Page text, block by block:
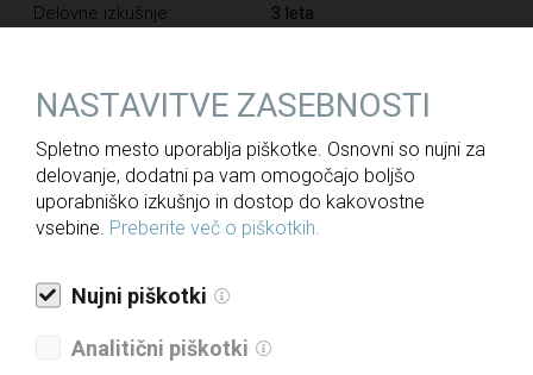
Delovne izkušnje: 3 leta
Pisne prijavez življenjepisom in ustreznimi dokazili pošljite
najkasneje do29. 03. 2022na elektronski naslov:
NAZAJ
NASTAVITVE ZASEBNOSTI
Spletno mesto uporablja piškotke. Osnovni so nujni za
delovanje, dodatni pa vam omogočajo boljšo
uporabniško izkušnjo in dostop do kakovostne
vsebine. Preberite več o piškotkih.
Nujni piškotki
Analitični piškotki